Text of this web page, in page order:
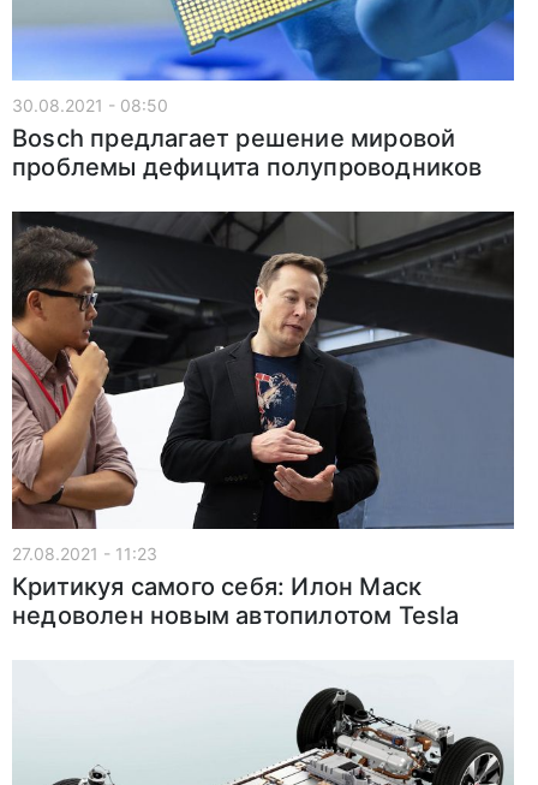
30.08.2021 - 08:50
Bosch предлагает решение мировой
проблемы дефицита полупроводников
27.08.2021 - 11:23
Критикуя самого себя: Илон Маск
недоволен новым автопилотом Tesla